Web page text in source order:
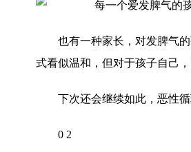
也有一种家长，对发脾气
式看似温和，但对于孩子自己，
下次还会继续如此，恶性循
0 2